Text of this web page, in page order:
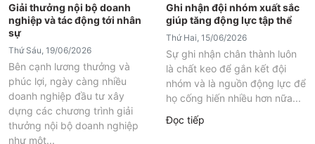
Giải thưởng nội bộ doanh
nghiệp và tác động tới nhân
sự
Thứ Sáu, 19/06/2026
Bên cạnh lương thưởng và
phúc lợi, ngày càng nhiều
doanh nghiệp đầu tư xây
dựng các chương trình giải
thưởng nội bộ doanh nghiệp
như một...
Ghi nhận đội nhóm xuất sắc
giúp tăng động lực tập thể
Thứ Hai, 15/06/2026
Sự ghi nhận chân thành luôn
là chất keo để gắn kết đội
nhóm và là nguồn động lực để
họ cống hiến nhiều hơn nữa...
Đọc tiếp